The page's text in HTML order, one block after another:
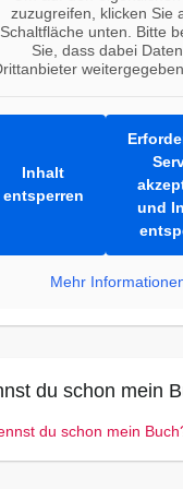
zuzugreifen, klicken Sie
Schaltfläche unten. Bitte
Sie, dass dabei
Inhalt
entsperren
und
Mehr
du schon mein